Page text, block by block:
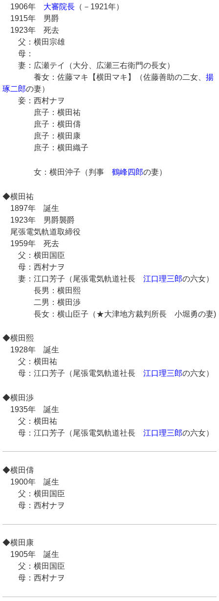
1906年 大審院長（－1921年）
1915年 男爵
1923年 死去
父：横田宗雄
母：
妻：広瀬テイ（大分、広瀬三右衛門の長女）
養女：佐藤マキ【横田マキ】（佐藤善助の二女、 揚
琢二郎の妻）
妾：西村ナヲ
庶子：横田祐
庶子：横田儔
庶子：横田康
庶子：横田織子
女：横田沖子（判事 鶴峰四郎の妻）
◆横田祐
1897年 誕生
1923年 男爵襲爵
尾張電気軌道取締役
1959年 死去
父：横田国臣
母：西村ナヲ
妻：江口芳子（尾張電気軌道社長 江口理三郎の六女）
長男：横田熙
二男：横田渉
長女：横山臣子（★大津地方裁判所長 小堀勇の妻)
◆横田熙
1928年 誕生
父：横田祐
母：江口芳子（尾張電気軌道社長 江口理三郎の六女）
◆横田渉
1935年 誕生
父：横田祐
母：江口芳子（尾張電気軌道社長 江口理三郎の六女）
◆横田儔
1900年 誕生
父：横田国臣
母：西村ナヲ
◆横田康
1905年 誕生
父：横田国臣
母：西村ナヲ